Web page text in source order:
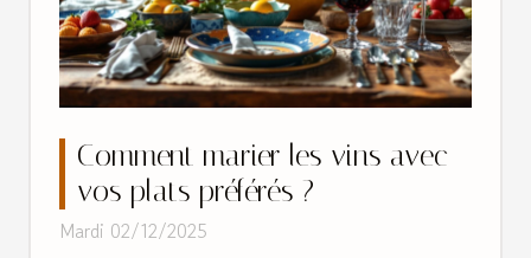
Comment marier les vins avec
vos plats préférés ?
Mardi 02/12/2025